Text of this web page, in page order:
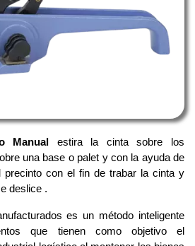
Manual estira la cinta sobre los
una base o palet y con la ayuda de
precinto con el fin de trabar la cinta y
deslice .
es un método inteligente
que tienen como objetivo el